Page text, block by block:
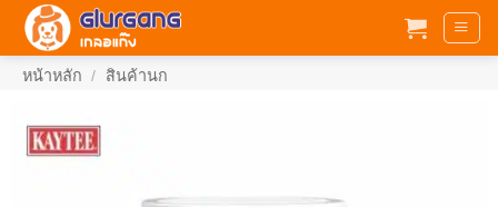
ข้าม
หน้าหลัก / สินค้านก